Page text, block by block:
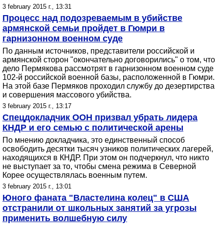
3 february 2015 г., 13:31
Процесс над подозреваемым в убийстве
армянской семьи пройдет в Гюмри в
гарнизонном военном суде
По данным источников, представители российской и
армянской сторон "окончательно договорились" о том, что
дело Пермякова рассмотрят в гарнизонном военном суде
102-й российской военной базы, расположенной в Гюмри.
На этой базе Пермяков проходил службу до дезертирства
и совершения массового убийства.
3 february 2015 г., 13:17
Спецдокладчик ООН призвал убрать лидера
КНДР и его семью с политической арены
По мнению докладчика, это единственный способ
освободить десятки тысяч узников политических лагерей,
находящихся в КНДР. При этом он подчеркнул, что никто
не выступает за то, чтобы смена режима в Северной
Корее осуществлялась военным путем.
3 february 2015 г., 13:01
Юного фаната "Властелина колец" в США
отстранили от школьных занятий за угрозы
применить волшебную силу